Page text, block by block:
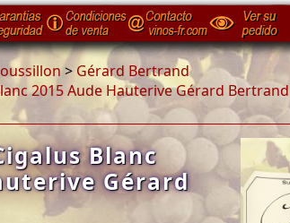
> Gérard Bertrand
2015 Aude Hauterive Gérard Bertrand
Blanc
Gérard